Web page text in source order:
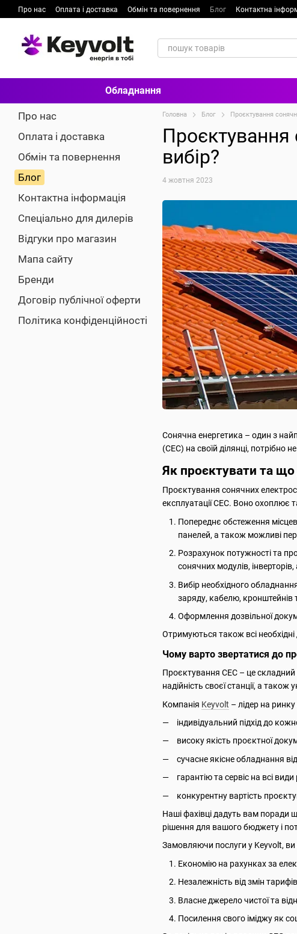
Перейти до основного контенту
Про нас Оплата і доставка Обмін та повернення Блог Контактна
Обладнання
Головна Блог Проєктування
Проєктування
вибір?
4 жовтня 2023
Сонячна енергетика – один з
(СЕС) на своїй ділянці, потрібно
Як проєктувати та
Проєктування сонячних
експлуатації СЕС. Воно охоплює
Попереднє обстеження
панелей, а також можливі
Розрахунок потужності та
сонячних модулів,
Вибір необхідного
заряду, кабелю,
Оформлення дозвільної
Отримуються також всі
Чому варто звертатися до
Проєктування СЕС – це складний
надійність своєї станції, а
Компанія Keyvolt – лідер на
індивідуальний підхід до
високу якість проєктної
сучасне якісне обладнання
гарантію та сервіс на всі види
конкурентну вартість
Наші фахівці дадуть вам поради
рішення для вашого бюджету і
Замовляючи послуги у Keyvolt, ви
Економію на рахунках за
Незалежність від змін
Власне джерело чистої та
Посилення свого іміджу як
Про нас
Оплата і доставка
Обмін та повернення
Блог
Контактна інформація
Спеціально для дилерів
Відгуки про магазин
Мапа сайту
Бренди
Договір публічної оферти
Політика конфіденційності